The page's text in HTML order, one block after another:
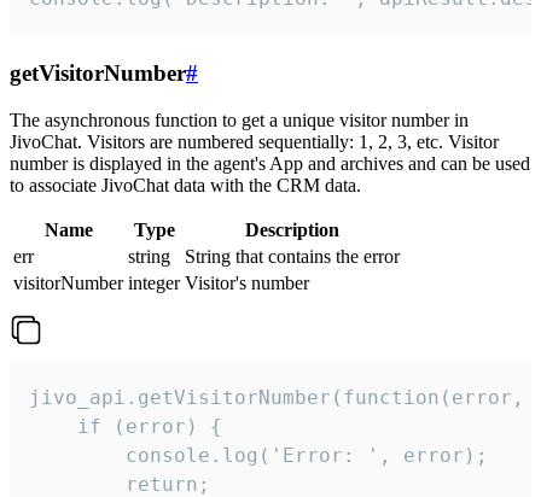
getVisitorNumber#
The asynchronous function to get a unique visitor number in
JivoChat. Visitors are numbered sequentially: 1, 2, 3, etc. Visitor
number is displayed in the agent's App and archives and can be used
to associate JivoChat data with the CRM data.
Name Type
Description
err
string
String that contains the error
visitorNumber integer Visitor's number
jivo_api.getVisitorNumber(function(error,
    if (error) {
        console.log('Error: ', error);
        return;